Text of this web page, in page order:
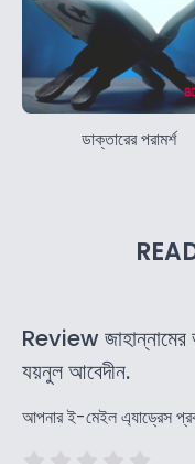
ডাক্তারের পরামর্শ
Review জাহান্নামের
যয়নুল আবেদীন.
আপনার ই-মেইল এ্যাড্রেস